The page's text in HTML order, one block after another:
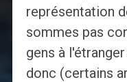
représentation
sommes pas
gens à
donc (certains